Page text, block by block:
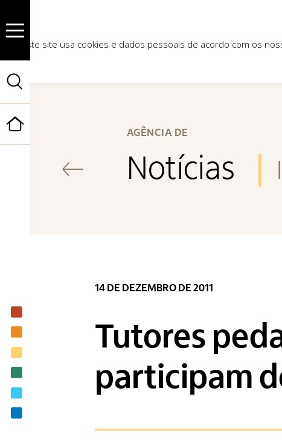
AGÊNCIA DE
Notícias
14 DE DEZEMBRO DE 2011
Tutores
participam
Este site usa cookies e dados pessoais de acordo com os